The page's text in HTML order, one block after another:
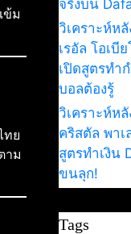
ข้ม
ทย
าม
จริงบน
วิเคราะห์ห
เรอัล โอเบี
เปิดสูตรทำ
บอลต้องรู้
วิเคราะห์ห
คริสตัล พา
สูตรทำเงิน
ขนลุก!
Tags